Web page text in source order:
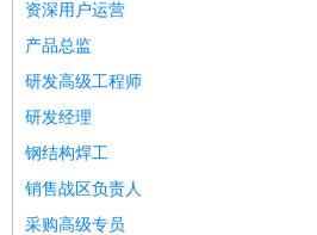
资深用户运营
产品总监
研发高级工程师
研发经理
钢结构焊工
销售战区负责人
采购高级专员